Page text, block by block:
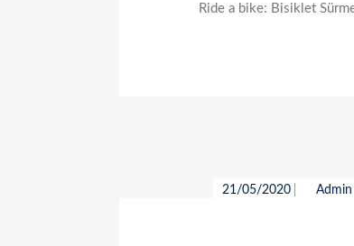
Ride a bike: Bisiklet
21/05/2020 Admin